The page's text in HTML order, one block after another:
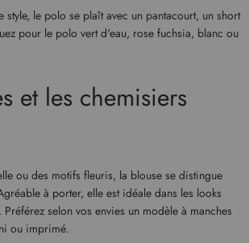
style, le polo se plaît avec un pantacourt, un short
pour le polo vert d'eau, rose fuchsia, blanc ou
et les chemisiers
ou des motifs fleuris, la blouse se distingue
à porter, elle est idéale dans les looks
selon vos envies un modèle à manches
ou imprimé.